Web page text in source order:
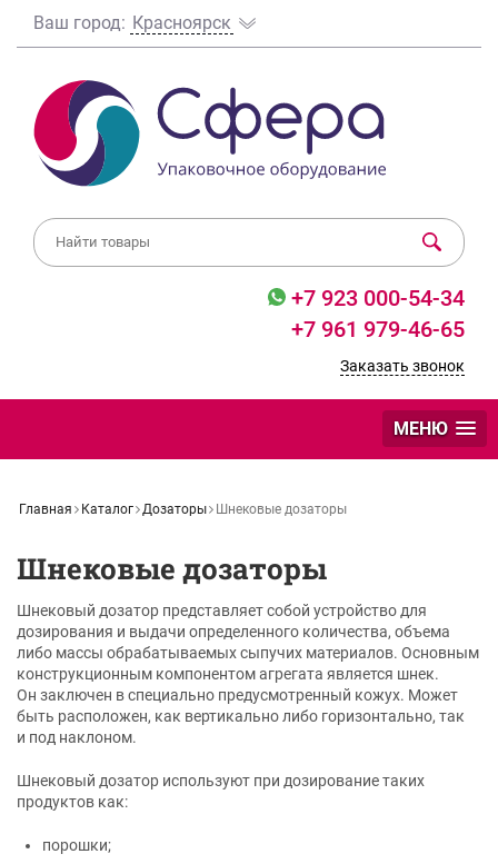
Ваш город: Красноярск
+7 923 000-54-34
+7 961 979-46-65
Заказать звонок
МЕНЮ
Главная Каталог Дозаторы Шнековые дозаторы
Шнековые дозаторы
Шнековый дозатор представляет собой устройство для
дозирования и выдачи определенного количества, объема
либо массы обрабатываемых сыпучих материалов. Основным
конструкционным компонентом агрегата является шнек.
Он заключен в специально предусмотренный кожух. Может
быть расположен, как вертикально либо горизонтально, так
и под наклоном.
Шнековый дозатор используют при дозирование таких
продуктов как:
порошки;